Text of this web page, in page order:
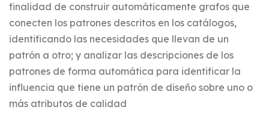
finalidad de construir automáticamente grafos que
conecten los patrones descritos en los catálogos,
identificando las necesidades que llevan de un
patrón a otro; y analizar las descripciones de los
patrones de forma automática para identificar la
influencia que tiene un patrón de diseño sobre uno o
más atributos de calidad